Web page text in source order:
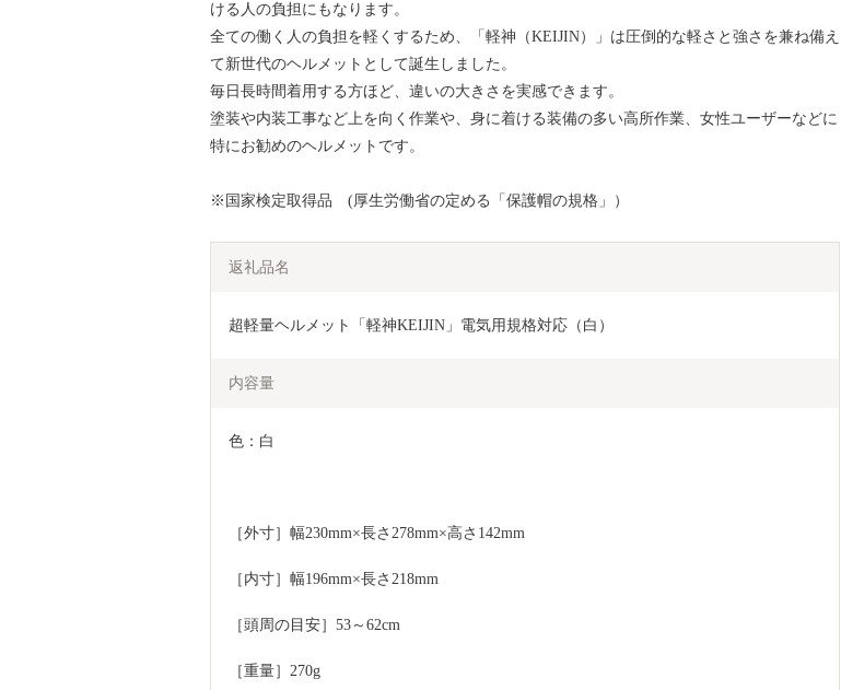
ける人の負担にもなります。
全ての働く人の負担を軽くするため、「軽神（KEIJIN）」は圧倒的な軽さと強さを兼ね備え
て新世代のヘルメットとして誕生しました。
毎日長時間着用する方ほど、違いの大きさを実感できます。
塗装や内装工事など上を向く作業や、身に着ける装備の多い高所作業、女性ユーザーなどに
特にお勧めのヘルメットです。
※国家検定取得品 (厚生労働省の定める「保護帽の規格」）
返礼品名
超軽量ヘルメット「軽神KEIJIN」電気用規格対応（白）
内容量
色：白
［外寸］幅230mm×長さ278mm×高さ142mm
［内寸］幅196mm×長さ218mm
［頭周の目安］53～62cm
［重量］270g